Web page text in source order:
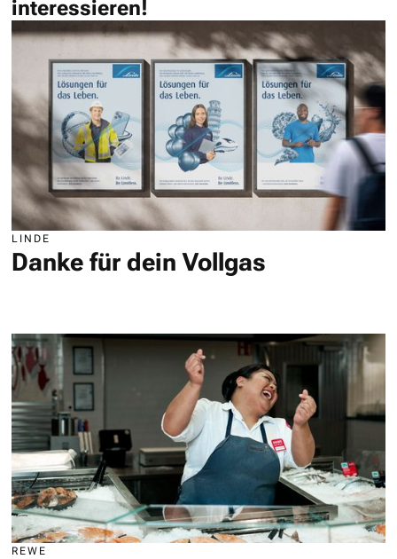
interessieren!
LINDE
Danke für dein Vollgas
REWE